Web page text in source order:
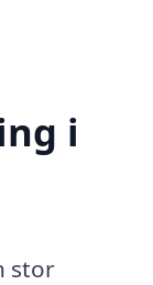
i
stor